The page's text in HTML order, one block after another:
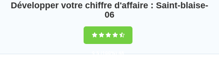
Développer votre chiffre d'affaire : Saint-blaise-
06
9,5(100%)48